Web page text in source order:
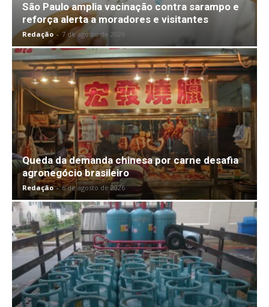
São Paulo amplia vacinação contra sarampo e
reforça alerta a moradores e visitantes
Redação - 7 de agosto de 2026
Queda da demanda chinesa por carne desafia
agronegócio brasileiro
Redação - 6 de agosto de 2026